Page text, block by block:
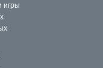
игры